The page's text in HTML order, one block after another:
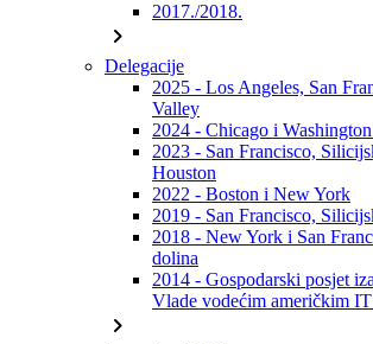
2017./2018.
chevron_right
Delegacije
2025 - Los Angeles, San
Valley
2024 - Chicago i
2023 - San Francisco,
Houston
2022 - Boston i New York
2019 - San Francisco,
2018 - New York i San
dolina
2014 - Gospodarski posjet
Vlade vodećim američkim
chevron_right